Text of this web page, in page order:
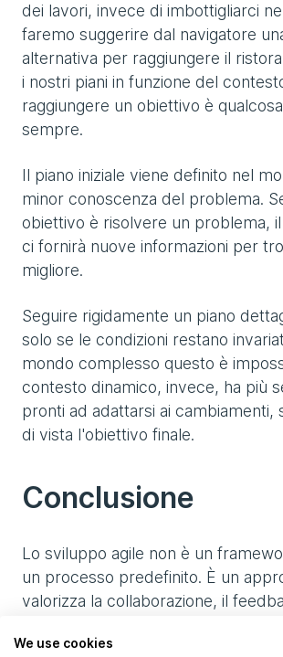
dei lavori, invece di imbottigliarci
faremo suggerire dal navigatore
alternativa per raggiungere il
i nostri piani in funzione del
raggiungere un obiettivo è
sempre.
Il piano iniziale viene definito nel
minor conoscenza del problema.
obiettivo è risolvere un problema,
ci fornirà nuove informazioni per
migliore.
Seguire rigidamente un piano
solo se le condizioni restano
mondo complesso questo è
contesto dinamico, invece, ha più
pronti ad adattarsi ai cambiamenti,
di vista l'obiettivo finale.
Conclusione
Lo sviluppo agile non è un
un processo predefinito. È un
valorizza la collaborazione, il
We use cookies